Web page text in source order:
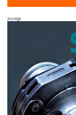
Anzeige